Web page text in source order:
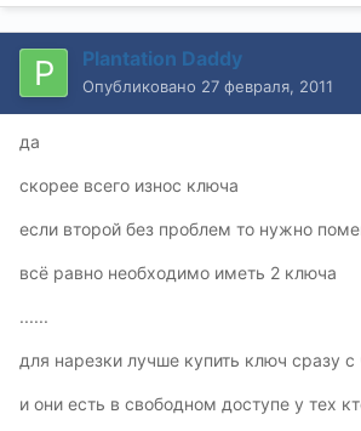
Plantation Daddy
Опубликовано 27 февраля, 2011
да
скорее всего износ ключа
если второй без проблем то нужно
всё равно необходимо иметь 2 ключа
......
для нарезки лучше купить ключ сразу
и они есть в свободном доступе у тех